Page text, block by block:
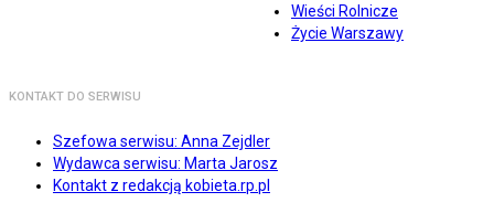
Wieści Rolnicze
Życie Warszawy
KONTAKT DO SERWISU
Szefowa serwisu: Anna Zejdler
Wydawca serwisu: Marta Jarosz
Kontakt z redakcją kobieta.rp.pl